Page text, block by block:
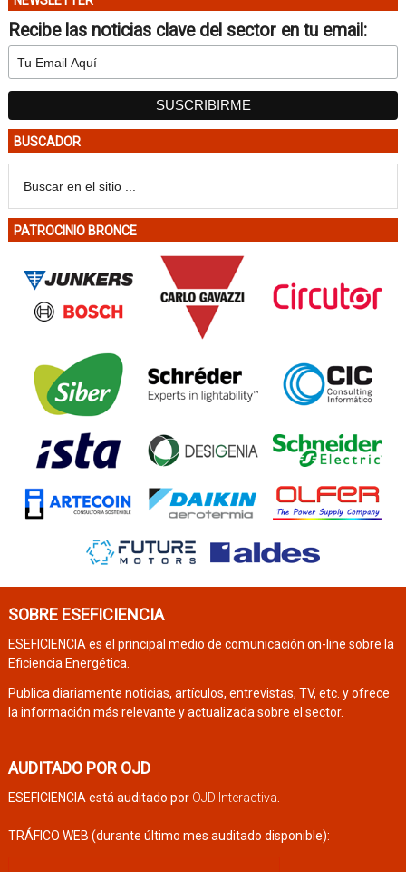
Recibe las noticias clave del sector en tu email:
BUSCADOR
PATROCINIO BRONCE
SOBRE ESEFICIENCIA
ESEFICIENCIA es el principal medio de comunicación on-line sobre la
Eficiencia Energética.
Publica diariamente noticias, artículos, entrevistas, TV, etc. y ofrece
la información más relevante y actualizada sobre el sector.
AUDITADO POR OJD
ESEFICIENCIA está auditado por OJD Interactiva.
TRÁFICO WEB (durante último mes auditado disponible):